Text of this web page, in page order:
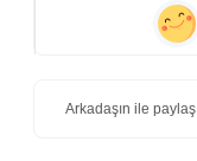
Arkadaşın ile paylaş